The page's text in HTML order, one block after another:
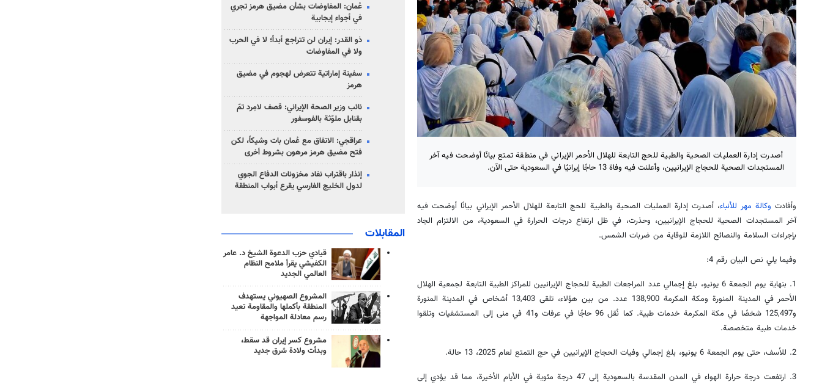
أصدرت إدارة العمليات الصحية والطبية للحج التابعة للهلال الأحمر الإيراني في منطقة تمتع بيانًا أوضحت فيه آخر
المستجدات الصحية للحجاج الإيرانيين، وأعلنت فيه وفاة 13 حاجًا إيرانيًا في السعودية حتى الآن.
وأفادت وكالة مهر للأنباء، أصدرت إدارة العمليات الصحية والطبية للحج التابعة للهلال الأحمر الإيراني بيانًا أوضحت فيه
آخر المستجدات الصحية للحجاج الإيرانيين، وحذرت، في ظل ارتفاع درجات الحرارة في السعودية، من الالتزام الجاد
بإجراءات السلامة والنصائح اللازمة للوقاية من ضربات الشمس.
وفيما يلي نص البيان رقم 4:
1. بنهاية يوم الجمعة 6 يونيو، بلغ إجمالي عدد المراجعات الطبية للحجاج الإيرانيين للمراكز الطبية التابعة لجمعية الهلال
الأحمر في المدينة المنورة ومكة المكرمة 138,900 عدد. من بين هؤلاء، تلقى 13,403 أشخاص في المدينة المنورة
و125,497 شخصًا في مكة المكرمة خدمات طبية. كما نُقل 96 حاجًا في عرفات و41 في منى إلى المستشفيات وتلقوا
خدمات طبية متخصصة.
2. للأسف، حتى يوم الجمعة 6 يونيو، بلغ إجمالي وفيات الحجاج الإيرانيين في حج التمتع لعام 2025، 13 حالة.
3. ارتفعت درجة حرارة الهواء في المدن المقدسة بالسعودية إلى 47 درجة مئوية في الأيام الأخيرة، مما قد يؤدي إلى
عُمان: المفاوضات بشأن مضيق هرمز تجري
في أجواء إيجابية
ذو القدر: إيران لن تتراجع أبداً؛ لا في الحرب
ولا في المفاوضات
سفينة إماراتية تتعرض لهجوم في مضيق
هرمز
نائب وزير الصحة الإيراني: قصف لامِرد تمّ
بقنابل ملوّثة بالفوسفور
عراقجي: الاتفاق مع عُمان بات وشيكاً، لكن
فتح مضيق هرمز مرهون بشروط أخرى
إنذار باقتراب نفاد مخزونات الدفاع الجوي
لدول الخليج الفارسي يقرع أبواب المنطقة
المقابلات
قيادي حزب الدعوة الشيخ د. عامر
الكفيشي يقرأ ملامح النظام
العالمي الجديد
المشروع الصهيوني يستهدف
المنطقة بأكملها والمقاومة تعيد
رسم معادلة المواجهة
مشروع كسر إيران قد سقط،
وبدأت ولادة شرق جديد